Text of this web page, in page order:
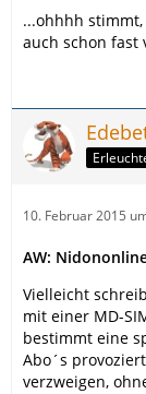
...ohhhh
auch schon fast
10. Februar 2015
AW:
Vielleicht
mit einer MD-
bestimmt eine
Abo´s
verzweigen,